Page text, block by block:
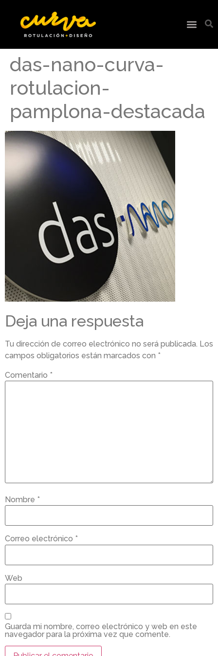
das-nano-curva-
rotulacion-
pamplona-destacada
Deja una respuesta
Tu dirección de correo electrónico no será publicada. Los
campos obligatorios están marcados con *
Comentario *
Nombre *
Correo electrónico *
Web
Guarda mi nombre, correo electrónico y web en este
navegador para la próxima vez que comente.